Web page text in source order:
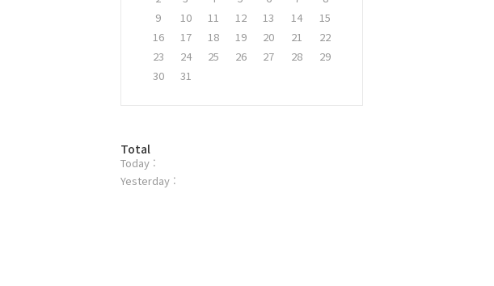
9
10 11 12 13 14
15
16
17 18 19 20 21
22
23
24 25 26 27 28
29
30
31
방
문
자
Total
Today :
Yesterday :